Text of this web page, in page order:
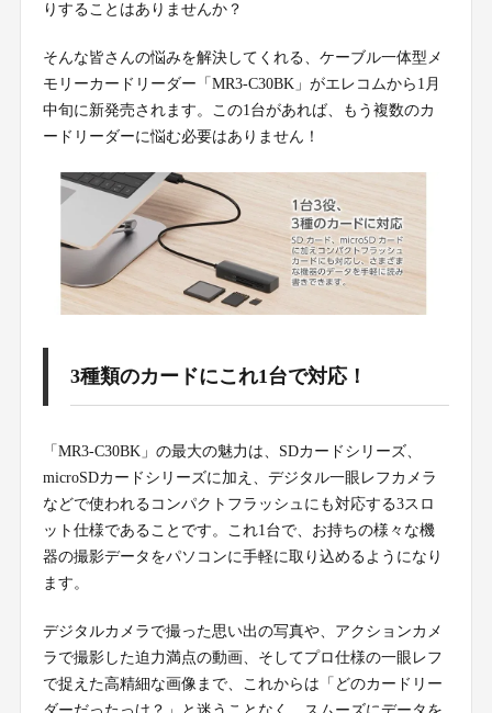
りすることはありませんか？
そんな皆さんの悩みを解決してくれる、ケーブル一体型メ
モリーカードリーダー「MR3-C30BK」がエレコムから1月
中旬に新発売されます。この1台があれば、もう複数のカ
ードリーダーに悩む必要はありません！
3種類のカードにこれ1台で対応！
「MR3-C30BK」の最大の魅力は、SDカードシリーズ、
microSDカードシリーズに加え、デジタル一眼レフカメラ
などで使われるコンパクトフラッシュにも対応する3スロ
ット仕様であることです。これ1台で、お持ちの様々な機
器の撮影データをパソコンに手軽に取り込めるようになり
ます。
デジタルカメラで撮った思い出の写真や、アクションカメ
ラで撮影した迫力満点の動画、そしてプロ仕様の一眼レフ
で捉えた高精細な画像まで、これからは「どのカードリー